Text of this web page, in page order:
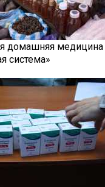
домашняя медицина
система»